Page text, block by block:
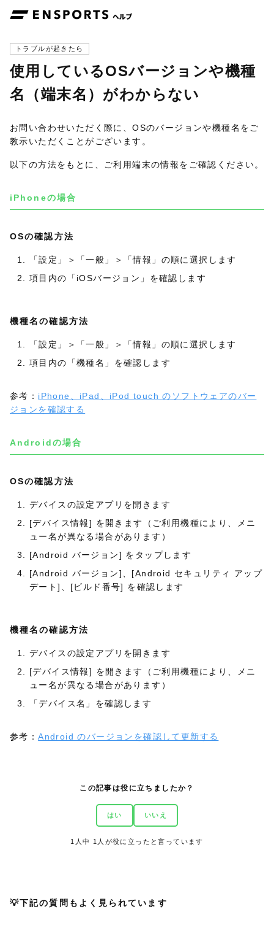
トラブルが起きたら
使用しているOSバージョンや機種
名（端末名）がわからない
お問い合わせいただく際に、OSのバージョンや機種名をご
教示いただくことがございます。
以下の方法をもとに、ご利用端末の情報をご確認ください。
iPhoneの場合
OSの確認方法
「設定」＞「一般」＞「情報」の順に選択します
項目内の「iOSバージョン」を確認します
機種名の確認方法
「設定」＞「一般」＞「情報」の順に選択します
項目内の「機種名」を確認します
参考： iPhone、iPad、iPod touch のソフトウェアのバー
ジョンを確認する
Androidの場合
OSの確認方法
デバイスの設定アプリを開きます
[デバイス情報] を開きます（ご利用機種により、メニ
ュー名が異なる場合があります）
[Android バージョン] をタップします
[Android バージョン]、[Android セキュリティ アップ
デート]、[ビルド番号] を確認します
機種名の確認方法
デバイスの設定アプリを開きます
[デバイス情報] を開きます（ご利用機種により、メニ
ュー名が異なる場合があります）
「デバイス名」を確認します
参考：Android のバージョンを確認して更新する
この記事は役に立ちましたか？
はい いいえ
1 人中 1 人が役に立ったと言っています
💡下記の質問もよく見られています